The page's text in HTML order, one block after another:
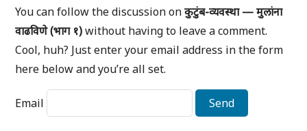
You can follow the discussion onकुटुंब-व्यवस्था — मुलांना
वाढविणे (भाग १)without having to leave a comment.
Cool, huh? Just enter your email address in the form
here below and you’re all set.
Email